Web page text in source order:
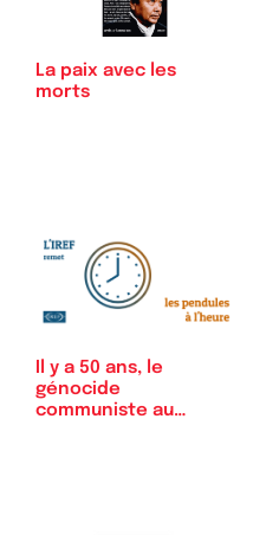
La paix avec les
morts
Il y a 50 ans, le
génocide
communiste au